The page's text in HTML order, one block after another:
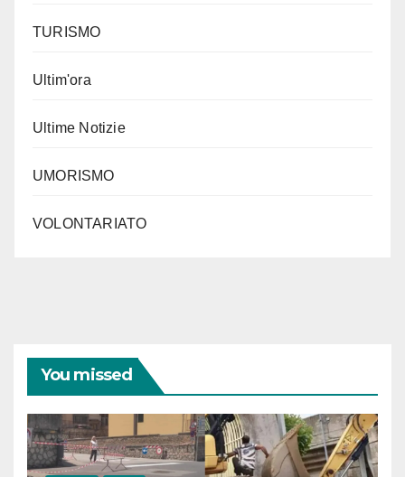
TURISMO
Ultim'ora
Ultime Notizie
UMORISMO
VOLONTARIATO
You missed